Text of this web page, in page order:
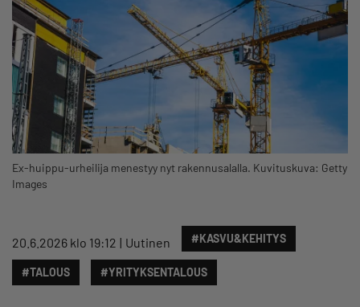
Ex-huippu-urheilija menestyy nyt rakennusalalla. Kuvituskuva: Getty
Images
20.6.2026 klo 19:12 Uutinen #KASVU&KEHITYS
#TALOUS #YRITYKSENTALOUS